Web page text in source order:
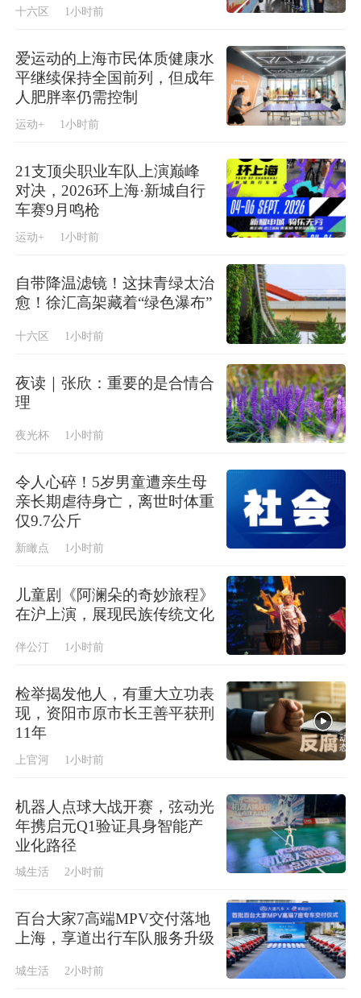
十六区 1小时前
爱运动的上海市民体质健康水
平继续保持全国前列，但成年
人肥胖率仍需控制
运动+ 1小时前
21支顶尖职业车队上演巅峰
对决，2026环上海·新城自行
车赛9月鸣枪
运动+ 1小时前
自带降温滤镜！这抹青绿太治
愈！徐汇高架藏着“绿色瀑布”
十六区 1小时前
夜读｜张欣：重要的是合情合
理
夜光杯 1小时前
令人心碎！5岁男童遭亲生母
亲长期虐待身亡，离世时体重
仅9.7公斤
新瞰点 1小时前
儿童剧《阿澜朵的奇妙旅程》
在沪上演，展现民族传统文化
伴公汀 1小时前
检举揭发他人，有重大立功表
现，资阳市原市长王善平获刑
11年
上官河 1小时前
机器人点球大战开赛，弦动光
年携启元Q1验证具身智能产
业化路径
城生活 2小时前
百台大家7高端MPV交付落地
上海，享道出行车队服务升级
城生活 2小时前